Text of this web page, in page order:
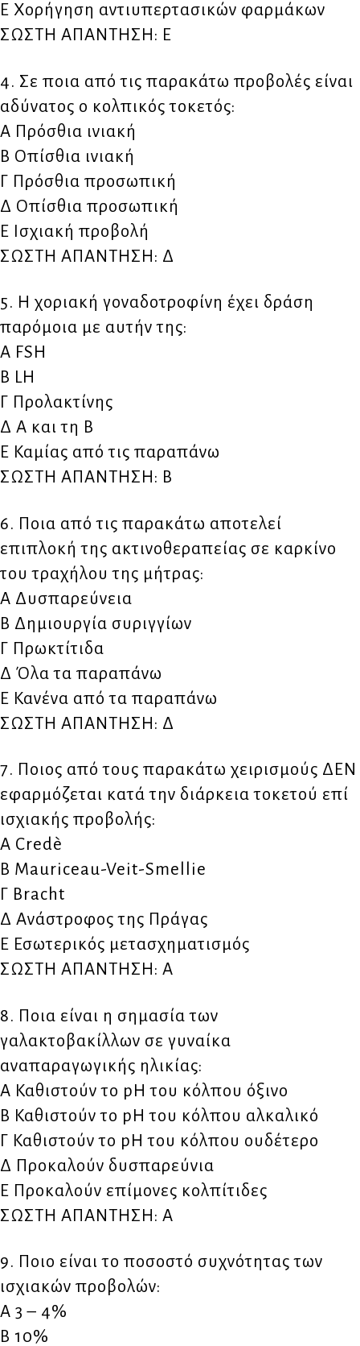
Ε Χορήγηση αντιυπερτασικών φαρμάκων
ΣΩΣΤΗ ΑΠΑΝΤΗΣΗ: Ε
4. Σε ποια από τις παρακάτω προβολές είναι
αδύνατος ο κολπικός τοκετός:
Α Πρόσθια ινιακή
Β Οπίσθια ινιακή
Γ Πρόσθια προσωπική
Δ Οπίσθια προσωπική
Ε Ισχιακή προβολή
ΣΩΣΤΗ ΑΠΑΝΤΗΣΗ: Δ
5. Η χοριακή γοναδοτροφίνη έχει δράση
παρόμοια με αυτήν της:
Α FSH
Β LH
Γ Προλακτίνης
Δ Α και τη Β
Ε Καμίας από τις παραπάνω
ΣΩΣΤΗ ΑΠΑΝΤΗΣΗ: Β
6. Ποια από τις παρακάτω αποτελεί
επιπλοκή της ακτινοθεραπείας σε καρκίνο
του τραχήλου της μήτρας:
Α Δυσπαρεύνεια
Β Δημιουργία συριγγίων
Γ Πρωκτίτιδα
Δ Όλα τα παραπάνω
Ε Κανένα από τα παραπάνω
ΣΩΣΤΗ ΑΠΑΝΤΗΣΗ: Δ
7. Ποιος από τους παρακάτω χειρισμούς ΔΕΝ
εφαρμόζεται κατά την διάρκεια τοκετού επί
ισχιακής προβολής:
Α Credè
Β Mauriceau-Veit-Smellie
Γ Bracht
Δ Ανάστροφος της Πράγας
Ε Εσωτερικός μετασχηματισμός
ΣΩΣΤΗ ΑΠΑΝΤΗΣΗ: Α
8. Ποια είναι η σημασία των
γαλακτοβακίλλων σε γυναίκα
αναπαραγωγικής ηλικίας:
Α Καθιστούν το pH του κόλπου όξινο
Β Καθιστούν το pH του κόλπου αλκαλικό
Γ Καθιστούν το pH του κόλπου ουδέτερο
Δ Προκαλούν δυσπαρεύνια
Ε Προκαλούν επίμονες κολπίτιδες
ΣΩΣΤΗ ΑΠΑΝΤΗΣΗ: Α
9. Ποιο είναι το ποσοστό συχνότητας των
ισχιακών προβολών:
Α 3 – 4%
Β 10%